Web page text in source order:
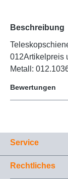
Beschreibung
012Artikelpreis
Metall:
Bewertungen
Service
Rechtliches